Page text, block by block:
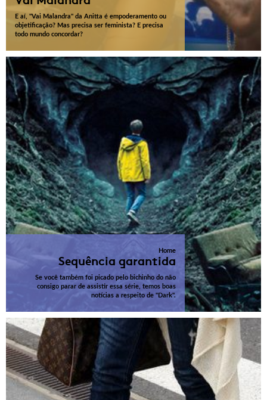
E aí, "Vai Malandra" da Anitta é empoderamento ou
objetificação? Mas precisa ser feminista? E precisa
todo mundo concordar?
Home
Sequência garantida
Se você também foi picado pelo bichinho do não
consigo parar de assistir essa série, temos boas
notícias a respeito de "Dark".